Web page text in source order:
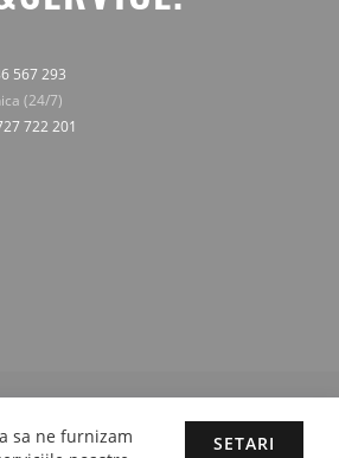
567 293
(24/7)
722 201
legala Fresco Expert srl.
sa ne furnizam
SETARI